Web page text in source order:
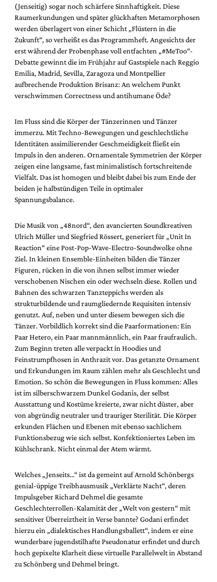
(Jenseitig) sogar noch schärfere Sinnhaftigkeit. Diese
Raumerkundungen und später glückhaften Metamorphosen
werden überlagert von einer Schicht „Flüstern in die
Zukunft“, so verheißt es das Programmheft. Angesichts der
erst während der Probenphase voll entfachten „#MeToo“-
Debatte gewinnt die im Frühjahr auf Gastspiele nach Reggio
Emilia, Madrid, Sevilla, Zaragoza und Montpellier
aufbrechende Produktion Brisanz: An welchem Punkt
verschwimmen Correctness und antihumane Öde?
Im Fluss sind die Körper der Tänzerinnen und Tänzer
immerzu. Mit Techno-Bewegungen und geschlechtliche
Identitäten assimilierender Geschmeidigkeit fließt ein
Impuls in den anderen. Ornamentale Symmetrien der Körper
zeigen eine langsame, fast minimalistisch fortschreitende
Vielfalt. Das ist homogen und bleibt dabei bis zum Ende der
beiden je halbstündigen Teile in optimaler
Spannungsbalance.
Die Musik von „48nord“, den avancierten Soundkreativen
Ulrich Müller und Siegfried Rössert, generiert für „Unit In
Reaction“ eine Post-Pop-Wave-Electro-Soundwolke ohne
Ziel. In kleinen Ensemble-Einheiten bilden die Tänzer
Figuren, rücken in die von ihnen selbst immer wieder
verschobenen Nischen ein oder wechseln diese. Rollen und
Bahnen des schwarzen Tanzteppichs werden als
strukturbildende und raumgliedernde Requisiten intensiv
genutzt. Auf, neben und unter diesem bewegen sich die
Tänzer. Vorbildlich korrekt sind die Paarformationen: Ein
Paar Hetero, ein Paar mannmännlich, ein Paar fraufraulich.
Zum Beginn treten alle verpackt in Hoodies und
Feinstrumpfhosen in Anthrazit vor. Das getanzte Ornament
und Erkundungen im Raum zählen mehr als Geschlecht und
Emotion. So schön die Bewegungen in Fluss kommen: Alles
ist im silberschwarzem Dunkel Godanis, der selbst
Ausstattung und Kostüme kreierte, zwar nicht düster, aber
von abgründig neutraler und trauriger Sterilität. Die Körper
erkunden Flächen und Ebenen mit ebenso sachlichem
Funktionsbezug wie sich selbst. Konfektioniertes Leben im
Kühlschrank. Nicht einmal der Atem wärmt.
Welches „Jenseits…“ ist da gemeint auf Arnold Schönbergs
genial-üppige Treibhausmusik „Verklärte Nacht“, deren
Impulsgeber Richard Dehmel die gesamte
Geschlechterrollen-Kalamität der „Welt von gestern“ mit
sensitiver Überreiztheit in Verse bannte? Godani erfindet
hierzu ein „dialektisches Handlungsballett“, indem er eine
wunderbare jugendstilhafte Pseudonatur erfindet und durch
hoch gepixelte Klarheit diese virtuelle Parallelwelt in Abstand
zu Schönberg und Dehmel bringt.